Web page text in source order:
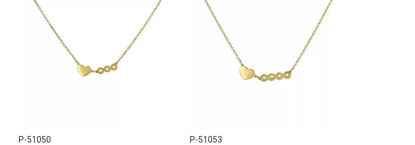
το γενέθλιο λίθο τους σε κάθε τους εμφάνση.
P-51050 P-51053